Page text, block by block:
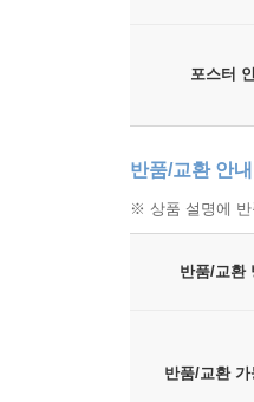
포스터
반품/교환 안내
※ 상품 설명에 반
반품/교환
반품/교환